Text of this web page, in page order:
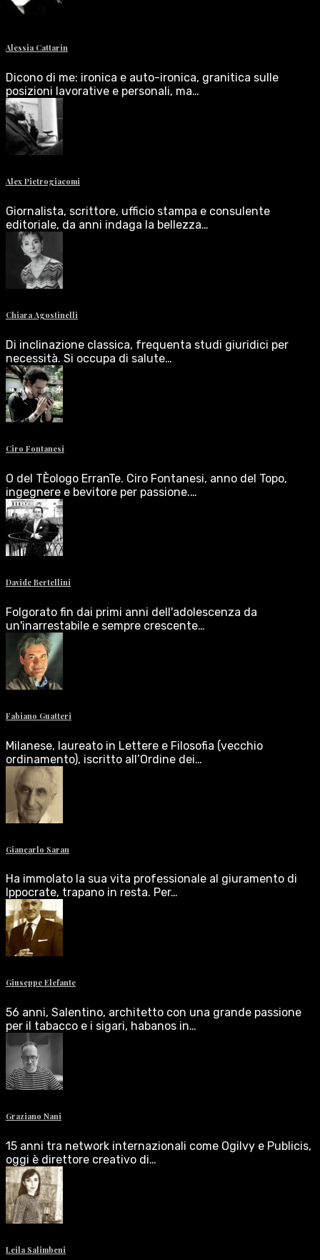
Alessia Cattarin
Dicono di me: ironica e auto-ironica, granitica sulle
posizioni lavorative e personali, ma…
Alex Pietrogiacomi
Giornalista, scrittore, ufficio stampa e consulente
editoriale, da anni indaga la bellezza…
Chiara Agostinelli
Di inclinazione classica, frequenta studi giuridici per
necessità. Si occupa di salute…
Ciro Fontanesi
O del TÈologo ErranTe. Ciro Fontanesi, anno del Topo,
ingegnere e bevitore per passione.…
Davide Bertellini
Folgorato fin dai primi anni dell'adolescenza da
un'inarrestabile e sempre crescente…
Fabiano Guatteri
Milanese, laureato in Lettere e Filosofia (vecchio
ordinamento), iscritto all’Ordine dei…
Giancarlo Saran
Ha immolato la sua vita professionale al giuramento di
Ippocrate, trapano in resta. Per…
Giuseppe Elefante
56 anni, Salentino, architetto con una grande passione
per il tabacco e i sigari, habanos in…
Graziano Nani
15 anni tra network internazionali come Ogilvy e Publicis,
oggi è direttore creativo di…
Leila Salimbeni